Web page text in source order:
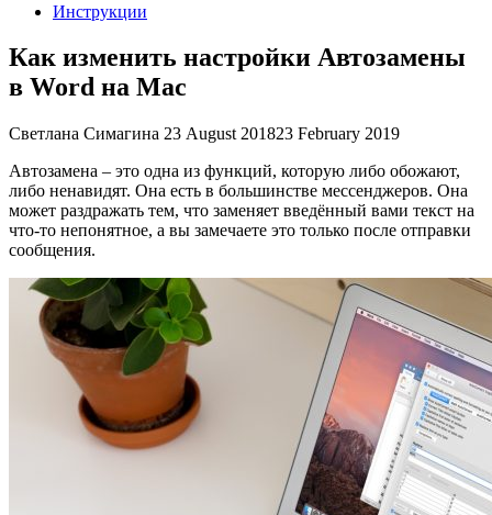
Инструкции
Как изменить настройки Автозамены
в Word на Mac
Светлана Симагина 23 August 201823 February 2019
Автозамена – это одна из функций, которую либо обожают,
либо ненавидят. Она есть в большинстве мессенджеров. Она
может раздражать тем, что заменяет введённый вами текст на
что-то непонятное, а вы замечаете это только после отправки
сообщения.